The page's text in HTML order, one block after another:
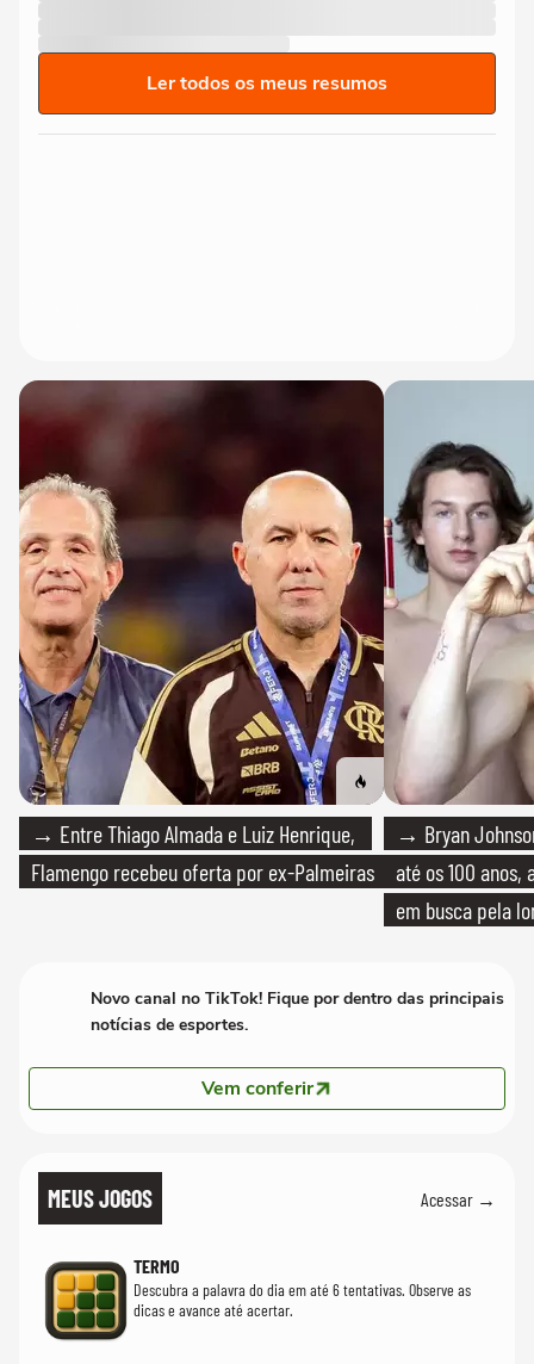
Ler todos os meus resumos
→ Entre Thiago Almada e Luiz Henrique,
Flamengo recebeu oferta por ex-Palmeiras
→ Bryan
até os 100
em busca pela
Novo canal no TikTok! Fique por dentro das principais
notícias de esportes.
Vem conferir
MEUS JOGOS Acessar →
TERMO
Descubra a palavra do dia em até 6 tentativas. Observe as
dicas e avance até acertar.